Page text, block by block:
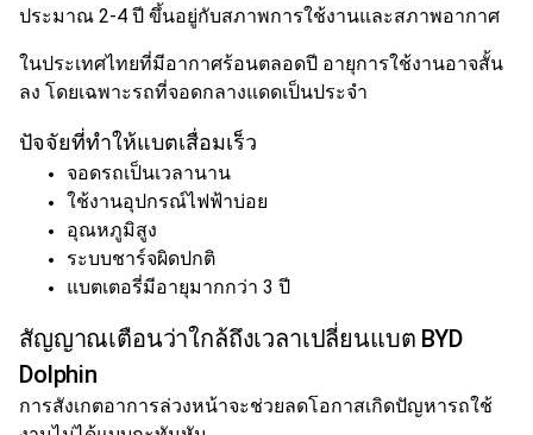
ประมาณ 2-4 ปี ขึ้นอยู่กับสภาพการใช้งานและสภาพอากาศ
ในประเทศไทยที่มีอากาศร้อนตลอดปี อายุการใช้งานอาจสั้น
ลง โดยเฉพาะรถที่จอดกลางแดดเป็นประจำ
ปัจจัยที่ทำให้แบตเสื่อมเร็ว
จอดรถเป็นเวลานาน
ใช้งานอุปกรณ์ไฟฟ้าบ่อย
อุณหภูมิสูง
ระบบชาร์จผิดปกติ
แบตเตอรี่มีอายุมากกว่า 3 ปี
สัญญาณเตือนว่าใกล้ถึงเวลาเปลี่ยนแบต BYD
Dolphin
การสังเกตอาการล่วงหน้าจะช่วยลดโอกาสเกิดปัญหารถใช้